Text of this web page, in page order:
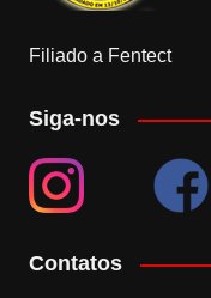
Filiado a Fentect
Siga-nos
Contatos